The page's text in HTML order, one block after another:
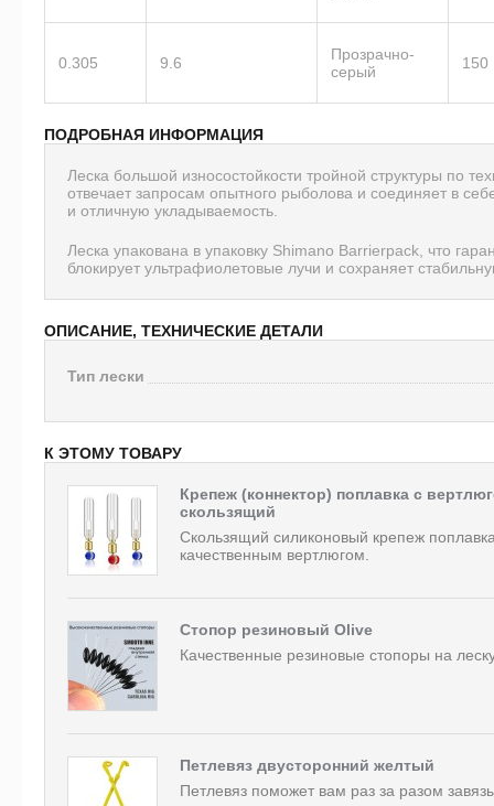
0.305 9.6
Прозрачно-
серый
150
ПОДРОБНАЯ ИНФОРМАЦИЯ
Леска большой износостойкости тройной структуры по
отвечает запросам опытного рыболова и соединяет в
и отличную укладываемость.
Леска упакована в упаковку Shimano Barrierpack, что
блокирует ультрафиолетовые лучи и сохраняет
ОПИСАНИЕ, ТЕХНИЧЕСКИЕ ДЕТАЛИ
Тип лески
К ЭТОМУ ТОВАРУ
Крепеж (коннектор) поплавка с
скользящий
Скользящий силиконовый крепеж
качественным вертлюгом.
Стопор резиновый Olive
Качественные резиновые стопоры на
Петлевяз двусторонний желтый
Петлевяз поможет вам раз за разом